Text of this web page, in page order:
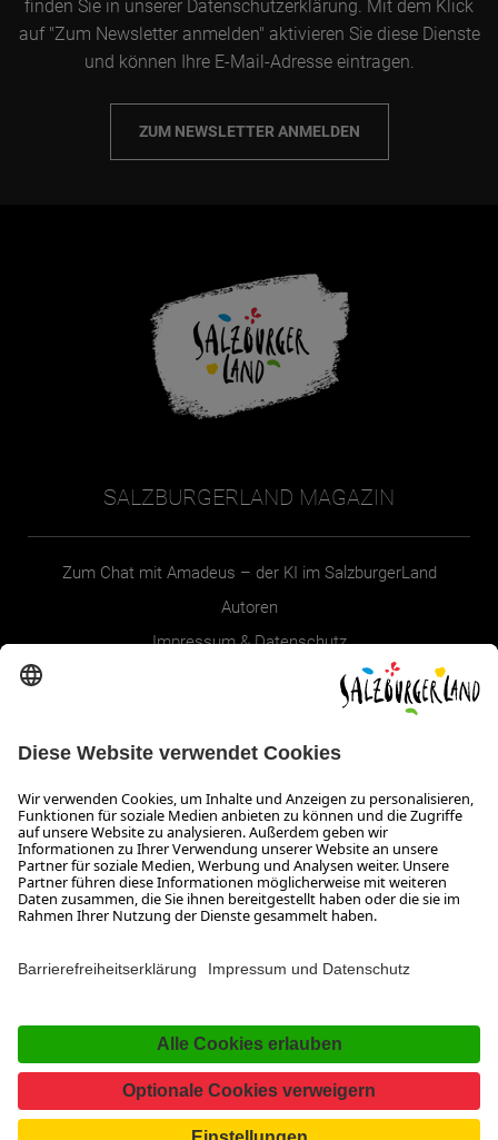
finden Sie in unserer Datenschutzerklärung. Mit dem Klick
auf "Zum Newsletter anmelden" aktivieren Sie diese Dienste
und können Ihre E-Mail-Adresse eintragen.
ZUM NEWSLETTER ANMELDEN
SALZBURGERLAND MAGAZIN
Zum Chat mit Amadeus – der KI im SalzburgerLand
Autoren
Impressum & Datenschutz
Erklärung zur Barrierefreiheit Magazin
SALZBURGERLAND
Infos zum Urlaub im SalzburgerLand
Veranstaltungen im SalzburgerLand
Aktuelle Urlaubsangebote
Presse